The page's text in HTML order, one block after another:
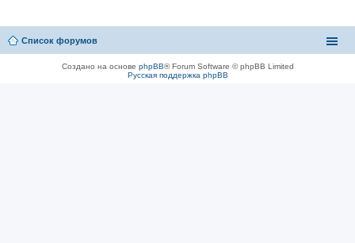
Список форумов
Создано на основе phpBB® Forum Software © phpBB Limited
Русская поддержка phpBB